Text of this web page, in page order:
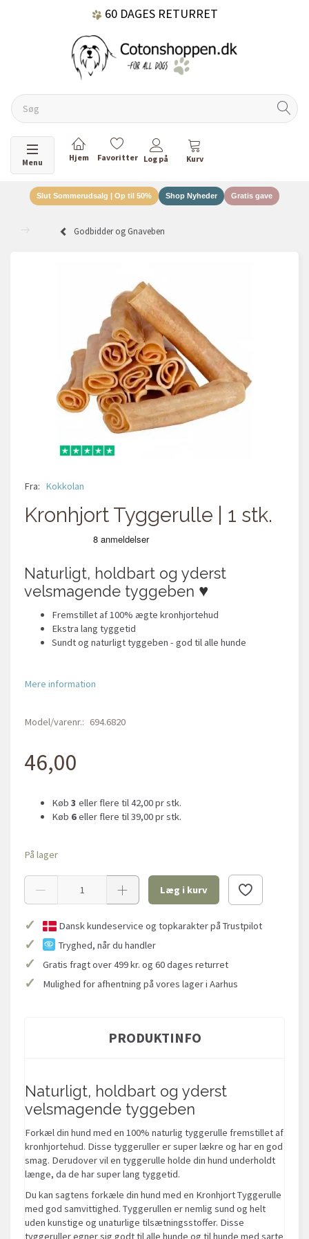
60 DAGES RETURRET
Skifte navigation
Menu
Slut Sommerudsalg | Op til 50% Shop Nyheder Gratis gave
Godbidder og Gnaveben
Fra: Kokkolan
Kronhjort Tyggerulle | 1 stk.
Naturligt, holdbart og yderst
velsmagende tyggeben ♥
Fremstillet af 100% ægte kronhjortehud
Ekstra lang tyggetid
Sundt og naturligt tyggeben - god til alle hunde
Mere information
Model/varenr.: 694.6820
46,00
Køb 3 eller flere til42,00pr stk.
Køb 6eller flere til39,00pr stk.
På lager
Læg i kurv
✓ Dansk kundeservice og topkarakter på Trustpilot
✓ Tryghed, når du handler
✓ Gratis fragt over 499 kr. og 60 dages returret
✓ Mulighed for afhentning på vores lager i Aarhus
PRODUKTINFO
Naturligt, holdbart og yderst
velsmagende tyggeben
Forkæl din hund med en 100% naturlig tyggerulle fremstillet af
kronhjortehud. Disse tyggeruller er super lækre og har en god
smag. Derudover vil en tyggerulle holde din hund underholdt
længe, da de har super lang tyggetid.
Du kan sagtens forkæle din hund med en Kronhjort Tyggerulle
med god samvittighed. Tyggerullen er nemlig sund og helt
uden kunstige og unaturlige tilsætningsstoffer. Disse
tyggeruller egner sig godt til alle hunde og til hunde med sarte